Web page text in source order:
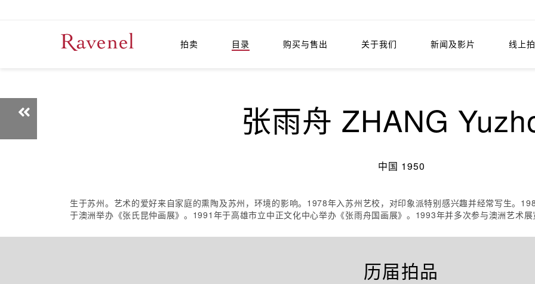
拍卖 目录 购买与售出 关于我们 新闻及影片 线上
张雨舟 ZHANG
中国 1950
生于苏州。艺术的爱好来自家庭的熏陶及苏州，环境的影响。1978年入苏州艺校，对印象派特别感兴趣并经常写生。
于澳洲举办《张氏昆仲画展》。1991年于高雄市立中正文化中心举办《张雨舟国画展》。1993年并多次参与澳洲艺术
历届拍品